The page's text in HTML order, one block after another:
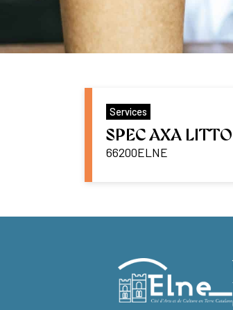
Services
SPEC AXA
66200ELNE